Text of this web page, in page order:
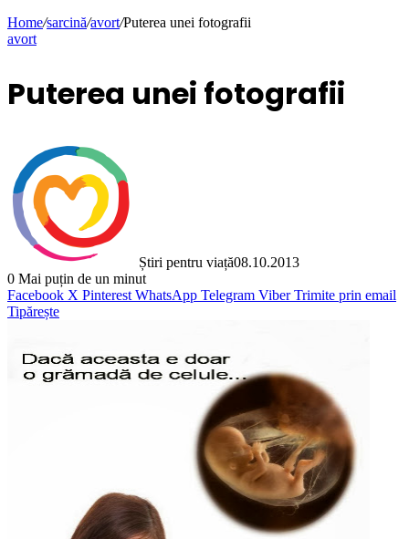
Home/sarcină/avort/Puterea unei fotografii
avort
Puterea unei fotografii
Știri pentru viață08.10.2013
0 Mai puțin de un minut
Facebook X Pinterest WhatsApp Telegram Viber Trimite prin email
Tipărește